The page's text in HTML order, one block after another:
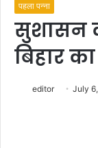
पहला पन्ना
सुशासन
बिहार
editor July